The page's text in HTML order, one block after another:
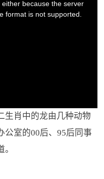
生肖中的龙由几种动物
公室的00后、95后同事